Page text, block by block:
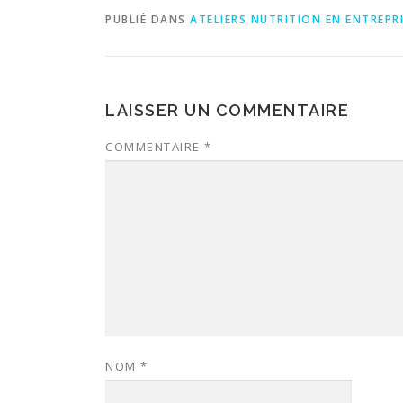
PUBLIÉ DANS ATELIERS NUTRITION EN
LAISSER UN COMMENTAIRE
COMMENTAIRE *
NOM *